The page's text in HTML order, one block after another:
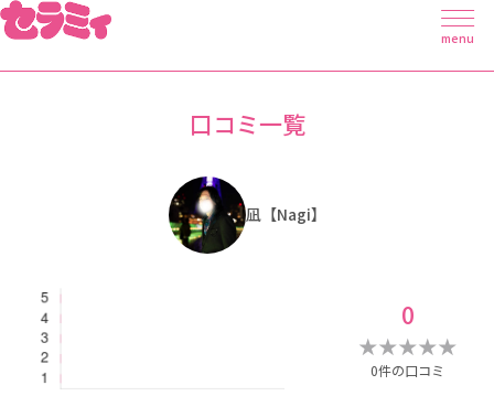
menu
口コミ一覧
凪【Nagi】
0
★★★★★
0件の口コミ